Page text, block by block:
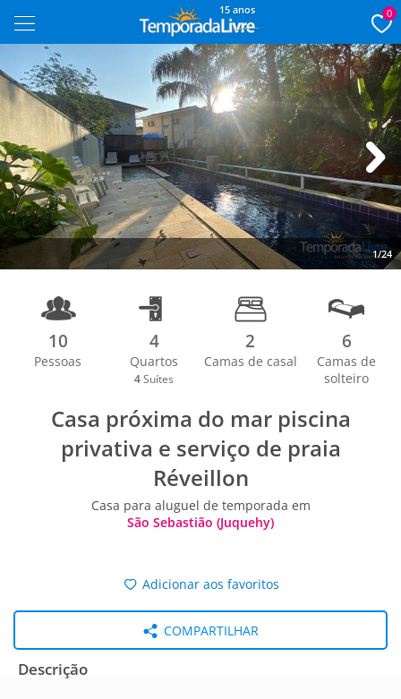
15 anos 0
1/24
Next
10
Pessoas
4
Quartos
4 Suítes
2
Camas de casal
6
Camas de
solteiro
Casa próxima do mar piscina
privativa e serviço de praia
Réveillon
Casa para aluguel de temporada em
São Sebastião (Juquehy)
Adicionar aos favoritos
COMPARTILHAR
Descrição